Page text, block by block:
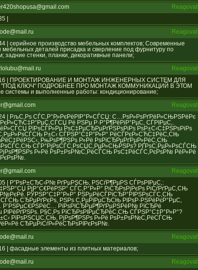
Reagovat
|
Reagovat
| серийное производство мебельных комплектов; Современные
мебельных деталей присадка и сверление под фурнитуру по
задние стенки, планки, декоративные панели;
Reagovat
| ПРОЕКТИРОВАНИЕ И МОНТАЖ ИНЖЕНЕРНЫХ СИСТЕМ ДЛЯ
КЛЮЧ" ПОДРОБНЕЕ ПРО МОНТАЖ КОММУНИКАЦИЙ В ЭТОМ
системы и выполненные работы: кондиционирование;
Reagovat
| РљС‚Рѕ СЃС‚Р°Р»РєРёРІР°Р»СЃСЏ: С…РѕР»РѕРґРёР»СЊРЅРёРє
Рё РЅРµ Р·Р°Р¶РёРіР°РµС‚ СЃРІРµС‚.
РїРѕСЃР»Рµ РѕС‡РµСЂРµРґРЅРѕРіРѕ РѕР±С‹С‡РЅРѕРіРѕ
Р±С‹ СЃРЅР°С‡Р°Р»Р° РёСЃРєР»СЋС‡РёС‚СЊ
РњРѕР¶РЅРѕ Р»Рё РѕРїСЂРµРґРµР»РёС‚СЊ
СЃР°РјРѕСЃС‚РѕСЏС‚РµР»СЊРЅРѕ? РҐРѕС‚РµР»РѕСЃСЊ
Р»Рё РѕР±РѕР№С‚РёСЃСЊ РѕС‡РёСЃС‚РєРѕР№ РёР»Рё
Reagovat
| Р”РѕР±СЂС‹Р№ РґРµРЅСЊ, РЅСѓР¶РµРЅ СЃРѕРІРµС‚:
РјР°С€РёРЅР° СЃС‚Р°Р»Р° РіСЂРѕРјРєРѕ РіСѓРґРµС‚СЊ
РЎРЅР°С‡Р°Р»Р° РЅРµРёСЃРїСЂР°РІРЅРѕСЃС‚СЊ
СЂРµРґРєРѕ, РЅРѕ С‚РµРїРµСЂСЊ РІРѕР·РЅРёРєР°РµС‚
Р’РЅРµС€РЅРёС… РїРѕРІСЂРµР¶РґРµРЅРёР№ РїСЂРё
РІРёРґРЅРѕ. Р§С‚Рѕ РїСЂРѕРІРµСЂРёС‚СЊ СЃРЅР°С‡Р°Р»Р°?
РїРѕРЅСЏС‚СЊ, РјРѕР¶РЅРѕ Р»Рё РѕР±РѕР№С‚РёСЃСЊ
СЂРµРіСѓР»РёСЂРѕРІРєРѕР№.
Reagovat
| фасадные элементы из плитных материалов;
Reagovat